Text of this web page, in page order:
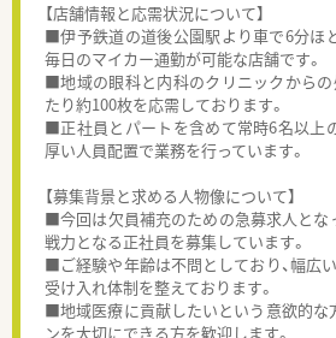
【店舗情報と応需状況について】
■伊予鉄道の道後公園駅より車で6分ほ
毎日のマイカー通勤が可能な店舗です。
■地域の眼科と内科のクリニックからの
たり約100枚を応需しております。
■正社員とパートを含めて常時6名以上
厚い人員配置で業務を行っています。
【募集背景と求める人物像について】
■今回は欠員補充のための急募求人とな
戦力となる正社員を募集しています。
■ご経験や年齢は不問としており、幅広
受け入れ体制を整えております。
■地域医療に貢献したいという意欲的な
ンを大切にできる方を歓迎します。